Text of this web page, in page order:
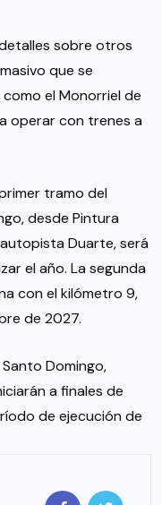
sobre otros
que se
el Monorriel de
operar con trenes a
tramo del
desde Pintura
Duarte, será
el año. La segunda
con el kilómetro 9,
de 2027.
Domingo,
a finales de
de ejecución de